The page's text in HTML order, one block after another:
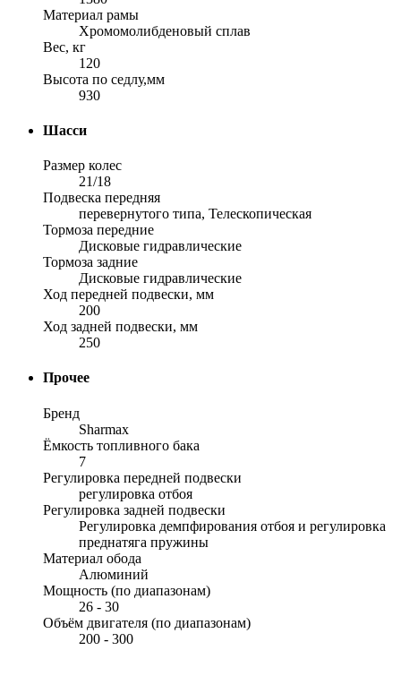
Материал рамы
Хромомолибденовый сплав
Вес, кг
120
Высота по седлу,мм
930
Шасси
Размер колес
21/18
Подвеска передняя
перевернутого типа, Телескопическая
Тормоза передние
Дисковые гидравлические
Тормоза задние
Дисковые гидравлические
Ход передней подвески, мм
200
Ход задней подвески, мм
250
Прочее
Бренд
Sharmax
Ёмкость топливного бака
7
Регулировка передней подвески
регулировка отбоя
Регулировка задней подвески
Регулировка демпфирования отбоя и регулировка
преднатяга пружины
Материал обода
Алюминий
Мощность (по диапазонам)
26 - 30
Объём двигателя (по диапазонам)
200 - 300